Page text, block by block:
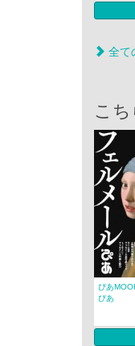
全て
こ
ぴあ
ぴあ